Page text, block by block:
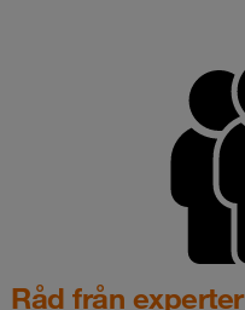
Råd från experter